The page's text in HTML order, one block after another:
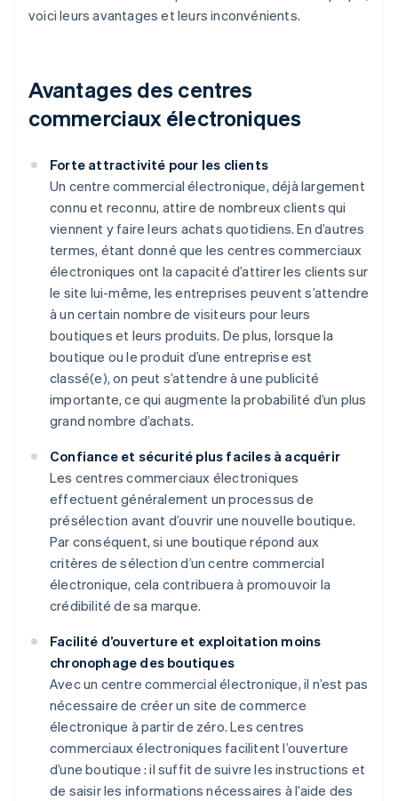
voici leurs avantages et leurs inconvénients.
Avantages des centres
commerciaux électroniques
Forte attractivité pour les clients
Un centre commercial électronique, déjà largement
connu et reconnu, attire de nombreux clients qui
viennent y faire leurs achats quotidiens. En d’autres
termes, étant donné que les centres commerciaux
électroniques ont la capacité d’attirer les clients sur
le site lui-même, les entreprises peuvent s’attendre
à un certain nombre de visiteurs pour leurs
boutiques et leurs produits. De plus, lorsque la
boutique ou le produit d’une entreprise est
classé(e), on peut s’attendre à une publicité
importante, ce qui augmente la probabilité d’un plus
grand nombre d’achats.
Confiance et sécurité plus faciles à acquérir
Les centres commerciaux électroniques
effectuent généralement un processus de
présélection avant d’ouvrir une nouvelle boutique.
Par conséquent, si une boutique répond aux
critères de sélection d’un centre commercial
électronique, cela contribuera à promouvoir la
crédibilité de sa marque.
Facilité d’ouverture et exploitation moins
chronophage des boutiques
Avec un centre commercial électronique, il n’est pas
nécessaire de créer un site de commerce
électronique à partir de zéro. Les centres
commerciaux électroniques facilitent l’ouverture
d’une boutique : il suffit de suivre les instructions et
de saisir les informations nécessaires à l’aide des